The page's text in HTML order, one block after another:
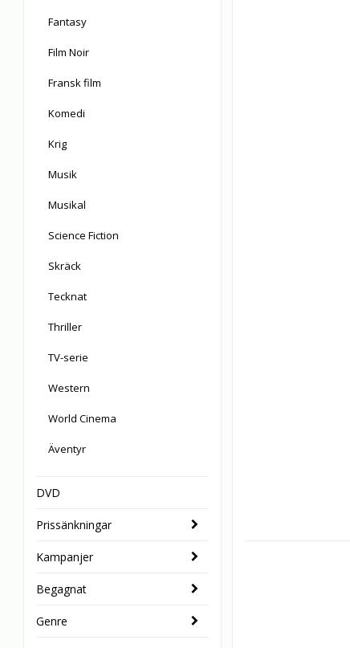
Fantasy
Film Noir
Fransk film
Komedi
Krig
Musik
Musikal
Science Fiction
Skräck
Tecknat
Thriller
TV-serie
Western
World Cinema
Äventyr
DVD
Prissänkningar
Kampanjer
Begagnat
Genre